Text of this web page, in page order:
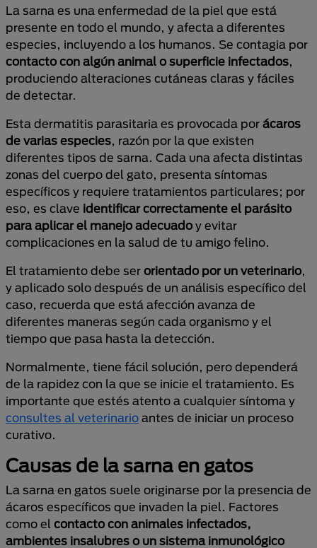
La sarna es una enfermedad de la piel que está
presente en todo el mundo, y afecta a diferentes
especies, incluyendo a los humanos. Se contagia por
contacto con algún animal o superficie infectados,
produciendo alteraciones cutáneas claras y fáciles
de detectar.
Esta dermatitis parasitaria es provocada por ácaros
de varias especies, razón por la que existen
diferentes tipos de sarna. Cada una afecta distintas
zonas del cuerpo del gato, presenta síntomas
específicos y requiere tratamientos particulares; por
eso, es clave identificar correctamente el parásito
para aplicar el manejo adecuado y evitar
complicaciones en la salud de tu amigo felino.
El tratamiento debe ser orientado por un veterinario,
y aplicado solo después de un análisis específico del
caso, recuerda que está afección avanza de
diferentes maneras según cada organismo y el
tiempo que pasa hasta la detección.
Normalmente, tiene fácil solución, pero dependerá
de la rapidez con la que se inicie el tratamiento. Es
importante que estés atento a cualquier síntoma y
consultes al veterinario antes de iniciar un proceso
curativo.
Causas de la sarna en gatos
La sarna en gatos suele originarse por la presencia de
ácaros específicos que invaden la piel. Factores
como el contacto con animales infectados,
ambientes insalubres o un sistema inmunológico